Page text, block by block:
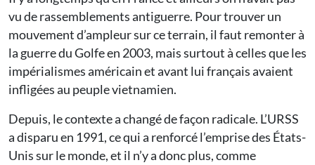
vu de rassemblements antiguerre. Pour trouver un
mouvement d’ampleur sur ce terrain, il faut remonter à
la guerre du Golfe en 2003, mais surtout à celles que les
impérialismes américain et avant lui français avaient
infligées au peuple vietnamien.
Depuis, le contexte a changé de façon radicale. L’URSS
a disparu en 1991, ce qui a renforcé l’emprise des États-
Unis sur le monde, et il n’y a donc plus, comme